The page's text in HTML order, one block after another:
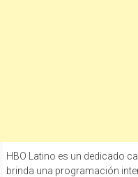
HBO Latino es un dedicado
brinda una programación